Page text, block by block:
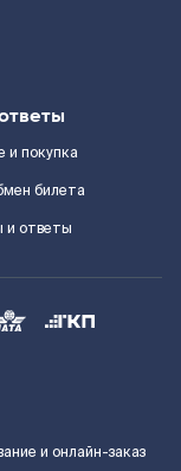
и покупка
билета
и ответы
и онлайн-заказ